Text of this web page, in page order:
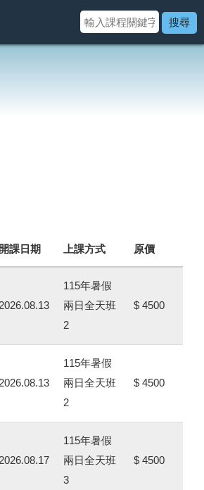
搜尋
開課日期 上課方式 原價
2026.08.13
115年暑假
兩日全天班
2
$ 4500
2026.08.13
115年暑假
兩日全天班
2
$ 4500
2026.08.17
115年暑假
兩日全天班
3
$ 4500